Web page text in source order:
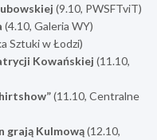
(9.10, PWSFTviT)
(4.10, Galeria WY)
Sztuki w Łodzi)
Kowańskiej (11.10,
(11.10, Centralne
grają Kulmową(12.10,